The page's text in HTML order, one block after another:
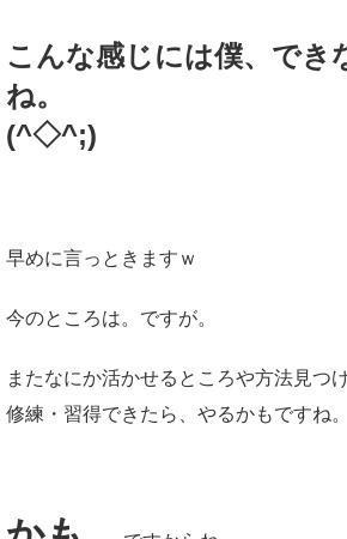
こんな感じには僕、でき
ね。
(^◇^;)
早めに言っときますｗ
今のところは。ですが。
またなにか活かせるところや方法見つ
修練・習得できたら、やるかもですね。